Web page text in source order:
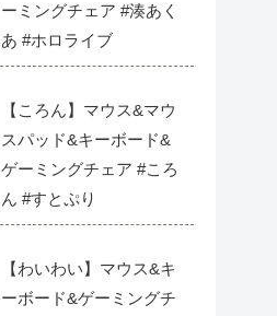
ーミングチェア #湊あく
あ #ホロライブ
【ころん】マウス&マウ
スパッド&キーボード&
ゲーミングチェア #ころ
ん #すとぷり
【わいわい】マウス&キ
ーボード&ゲーミングチ